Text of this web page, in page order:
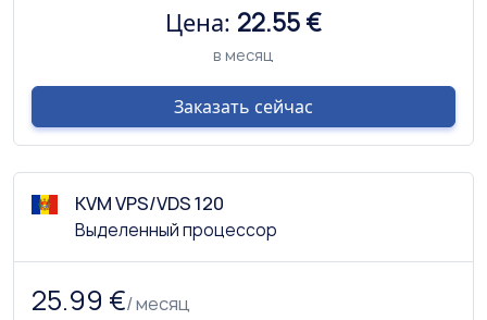
Цена: 22.55 €
в месяц
Заказать сейчас
KVM VPS/VDS 120
Выделенный процессор
25.99 €/ месяц